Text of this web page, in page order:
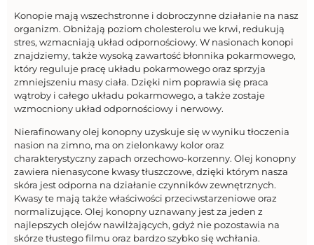
Konopie mają wszechstronne i dobroczynne działanie na nasz
organizm. Obniżają poziom cholesterolu we krwi, redukują
stres, wzmacniają układ odpornościowy. W nasionach konopi
znajdziemy, także wysoką zawartość błonnika pokarmowego,
który reguluje pracę układu pokarmowego oraz sprzyja
zmniejszeniu masy ciała. Dzięki nim poprawia się praca
wątroby i całego układu pokarmowego, a także zostaje
wzmocniony układ odpornościowy i nerwowy.
Nierafinowany olej konopny uzyskuje się w wyniku tłoczenia
nasion na zimno, ma on zielonkawy kolor oraz
charakterystyczny zapach orzechowo-korzenny. Olej konopny
zawiera nienasycone kwasy tłuszczowe, dzięki którym nasza
skóra jest odporna na działanie czynników zewnętrznych.
Kwasy te mają także właściwości przeciwstarzeniowe oraz
normalizujące. Olej konopny uznawany jest za jeden z
najlepszych olejów nawilżających, gdyż nie pozostawia na
skórze tłustego filmu oraz bardzo szybko się wchłania.